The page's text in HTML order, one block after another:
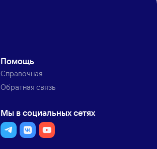
Помощь
Справочная
Обратная связь
Мы в социальных сетях